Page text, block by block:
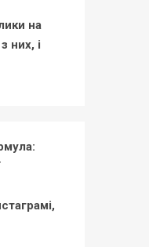
на
них, і